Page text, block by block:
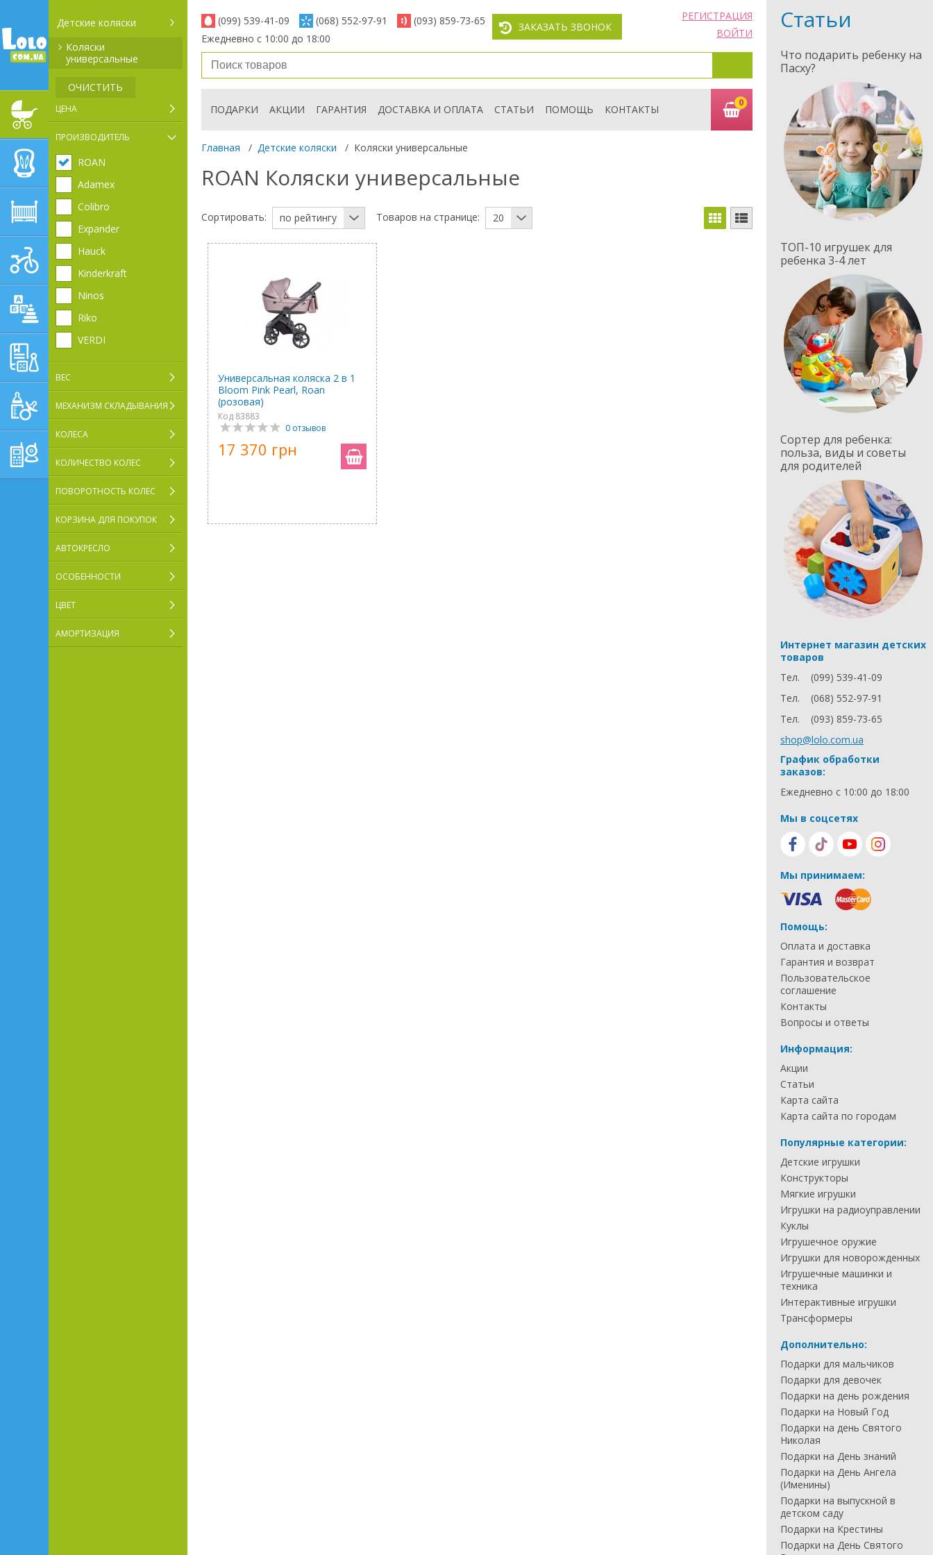
ДЕТСКИЕ КОЛЯСКИ
АВТОКРЕСЛА
ДЕТСКАЯ МЕБЕЛЬ
ДЕТСКИЙ СПОРТ И
ТРАНСПОРТ
ДЕТСКИЕ ИГРУШКИ
ОБУЧАЮЩЕ-
РАЗВИВАЮЩИЕ ТОВАРЫ
КОРМЛЕНИЕ
ТОВАРЫ ДЛЯ
РОДИТЕЛЕЙ,
ПОСТЕЛЬНЫЕ
ПРИНАДЛЕЖНОСТИ
Детские коляски
Коляски
универсальные
ОЧИСТИТЬ
ЦЕНА
ПРОИЗВОДИТЕЛЬ
ROAN
Adamex
Colibro
Expander
Hauck
Kinderkraft
Ninos
Riko
VERDI
ВЕС
МЕХАНИЗМ СКЛАДЫВАНИЯ
КОЛЕСА
КОЛИЧЕСТВО КОЛЕС
ПОВОРОТНОСТЬ КОЛЕС
КОРЗИНА ДЛЯ ПОКУПОК
АВТОКРЕСЛО
ОСОБЕННОСТИ
ЦВЕТ
АМОРТИЗАЦИЯ
(099) 539-41-09 (068) 552-97-91
(093) 859-73-65
Ежедневно с 10:00 до 18:00
ЗАКАЗАТЬ ЗВОНОК
РЕГИСТРАЦИЯ
ВОЙТИ
ПОДАРКИ АКЦИИ ГАРАНТИЯ ДОСТАВКА И ОПЛАТА СТАТЬИ ПОМОЩЬ КОНТАКТЫ
0
Главная / Детские коляски / Коляски универсальные
ROAN Коляски универсальные
Сортировать: по рейтингу Товаров на странице: 20
Универсальная коляска 2 в 1
Bloom Pink Pearl, Roan
(розовая)
Код 83883
0 отзывов
17 370 грн
Статьи
Что подарить ребенку на
Пасху?
ТОП-10 игрушек для
ребенка 3-4 лет
Сортер для ребенка:
польза, виды и советы
для родителей
Интернет магазин детских
товаров
Тел.
(099) 539-41-09
Тел.
(068) 552-97-91
Тел.
(093) 859-73-65
shop@lolo.com.ua
График обработки
заказов:
Ежедневно с 10:00 до 18:00
Мы в соцсетях
Мы принимаем:
Помощь:
Оплата и доставка
Гарантия и возврат
Пользовательское
соглашение
Контакты
Вопросы и ответы
Информация:
Акции
Статьи
Карта сайта
Карта сайта по городам
Популярные категории:
Детские игрушки
Конструкторы
Мягкие игрушки
Игрушки на радиоуправлении
Куклы
Игрушечное оружие
Игрушки для новорожденных
Игрушечные машинки и
техника
Интерактивные игрушки
Трансформеры
Дополнительно:
Подарки для мальчиков
Подарки для девочек
Подарки на день рождения
Подарки на Новый Год
Подарки на день Святого
Николая
Подарки на День знаний
Подарки на День Ангела
(Именины)
Подарки на выпускной в
детском саду
Подарки на Крестины
Подарки на День Святого